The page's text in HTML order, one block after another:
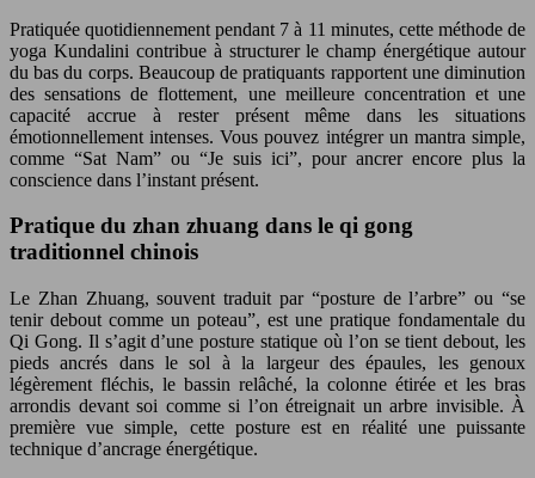
Pratiquée quotidiennement pendant 7 à 11 minutes, cette méthode de
yoga Kundalini contribue à structurer le champ énergétique autour
du bas du corps. Beaucoup de pratiquants rapportent une diminution
des sensations de flottement, une meilleure concentration et une
capacité accrue à rester présent même dans les situations
émotionnellement intenses. Vous pouvez intégrer un mantra simple,
comme “Sat Nam” ou “Je suis ici”, pour ancrer encore plus la
conscience dans l’instant présent.
Pratique du zhan zhuang dans le qi gong
traditionnel chinois
Le Zhan Zhuang, souvent traduit par “posture de l’arbre” ou “se
tenir debout comme un poteau”, est une pratique fondamentale du
Qi Gong. Il s’agit d’une posture statique où l’on se tient debout, les
pieds ancrés dans le sol à la largeur des épaules, les genoux
légèrement fléchis, le bassin relâché, la colonne étirée et les bras
arrondis devant soi comme si l’on étreignait un arbre invisible. À
première vue simple, cette posture est en réalité une puissante
technique d’ancrage énergétique.